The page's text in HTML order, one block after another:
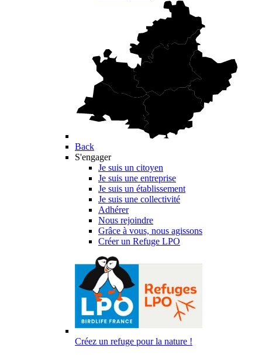
Back
S'engager
Je suis un citoyen
Je suis une entreprise
Je suis un établissement
Je suis une collectivité
Adhérer
Nous rejoindre
Grâce à vous, nous agissons
Créer un Refuge LPO
Créez un refuge pour la nature !